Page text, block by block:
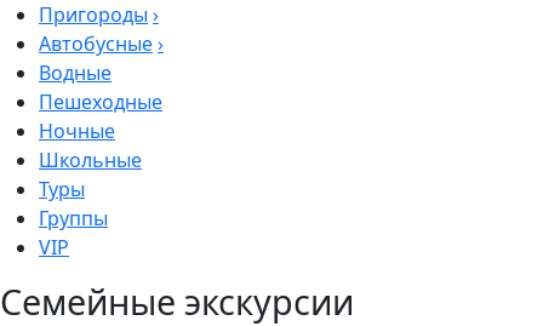
Пригороды ›
Автобусные›
Водные
Пешеходные
Ночные
Школьные
Туры
Группы
VIP
Семейные экскурсии